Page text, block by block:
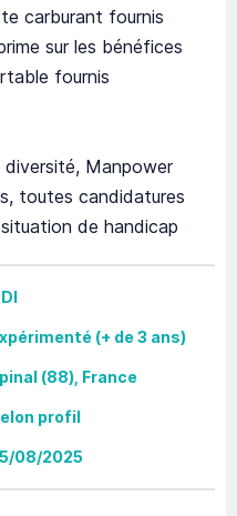
carburant fournis
sur les bénéfices
fournis
diversité, Manpower
toutes candidatures
de handicap
(+ de 3 ans)
(88), France
profil
08/2025